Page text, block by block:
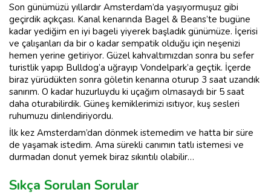
Son günümüzü yıllardır Amsterdam’da yaşıyormuşuz gibi
geçirdik açıkçası. Kanal kenarında Bagel & Beans’te bugüne
kadar yediğim en iyi bageli yiyerek başladık günümüze. İçerisi
ve çalışanları da bir o kadar sempatik olduğu için neşenizi
hemen yerine getiriyor. Güzel kahvaltımızdan sonra bu sefer
turistlik yapıp Bulldog’a uğrayıp Vondelpark’a geçtik. İçerde
biraz yürüdükten sonra göletin kenarına oturup 3 saat uzandık
sanırım. O kadar huzurluydu ki uçağım olmasaydı bir 5 saat
daha oturabilirdik. Güneş kemiklerimizi ısıtıyor, kuş sesleri
ruhumuzu dinlendiriyordu.
İlk kez Amsterdam’dan dönmek istemedim ve hatta bir süre
de yaşamak istedim. Ama sürekli canımın tatlı istemesi ve
durmadan donut yemek biraz sıkıntılı olabilir…
Sıkça Sorulan Sorular